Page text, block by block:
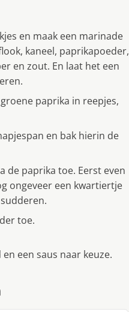
en maak een marinade
kaneel, paprikapoeder,
en zout. En laat het een
paprika in reepjes,
en bak hierin de
de paprika toe. Eerst even
ongeveer een kwartiertje
toe.
een saus naar keuze.